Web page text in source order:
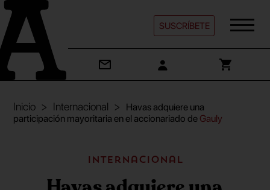
SUSCRÍBETE
Inicio Internacional
Havas adquiere una
participación mayoritaria en el accionariado de Gauly
Internacional